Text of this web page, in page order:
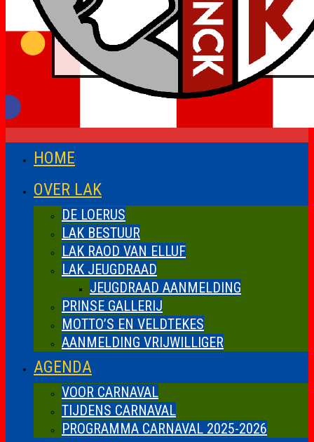
HOME
OVER LAK
DE LOERUS
LAK BESTUUR
LAK RAOD VAN ELLUF
LAK JEUGDRAAD
JEUGDRAAD AANMELDING
PRINSE GALLERIJ
MOTTO’S EN VELDTEKES
AANMELDING VRIJWILLIGER
AGENDA
VOOR CARNAVAL
TIJDENS CARNAVAL
PROGRAMMA CARNAVAL 2025-2026